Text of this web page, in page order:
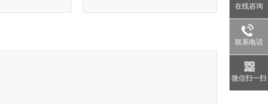
在线咨询
联系电话
微信扫一扫